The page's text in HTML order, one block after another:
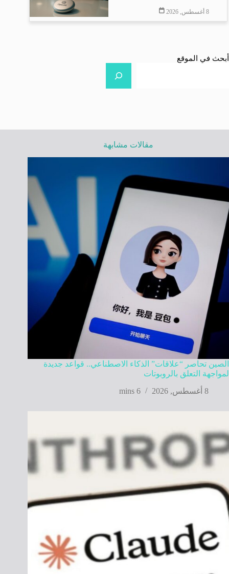
8 أغسطس, 2026
أبحث في الموقع
مقالات مشابهة
الصين تحاصر “علاقات” الذكاء الاصطناعي.. قواعد جديدة
لمواجهة التعلق بالروبوتات
8 أغسطس, 2026
6 mins